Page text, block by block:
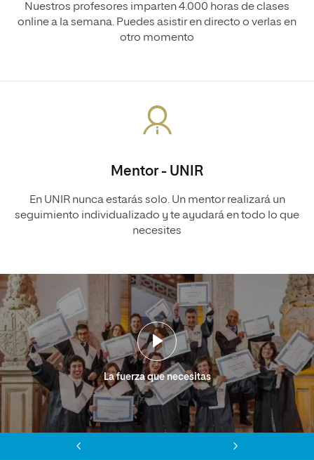
Nuestros profesores imparten 4.000 horas de clases
online a la semana. Puedes asistir en directo o verlas en
otro momento
Mentor - UNIR
En UNIR nunca estarás solo. Un mentor realizará un
seguimiento individualizado y te ayudará en todo lo que
necesites
La fuerza que necesitas